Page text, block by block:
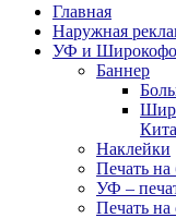
Главная
Наружная
УФ и
Баннер
Наклейки
Печать на
УФ –
Печать на